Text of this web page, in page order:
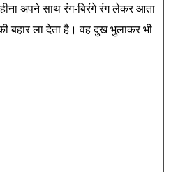
अपने साथ रंग-बिरंगे रंग लेकर आता
बहार ला देता है। वह दुख भुलाकर भी